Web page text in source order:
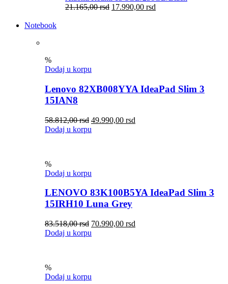
21.165,00rsd 17.990,00 rsd
Notebook
%
Dodaj u korpu
Lenovo 82XB008YYA IdeaPad Slim 3
15IAN8
58.812,00rsd 49.990,00 rsd
Dodaj u korpu
%
Dodaj u korpu
LENOVO 83K100B5YA IdeaPad Slim 3
15IRH10 Luna Grey
83.518,00rsd 70.990,00 rsd
Dodaj u korpu
%
Dodaj u korpu